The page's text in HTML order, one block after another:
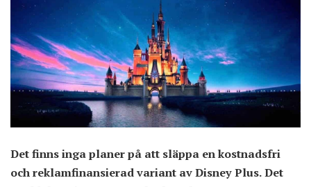
Det finns inga planer på att släppa en kostnadsfri
och reklamfinansierad variant av Disney Plus. Det